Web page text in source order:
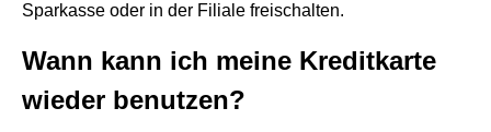
Sparkasse oder in der Filiale freischalten.
Wann kann ich meine Kreditkarte
wieder benutzen?